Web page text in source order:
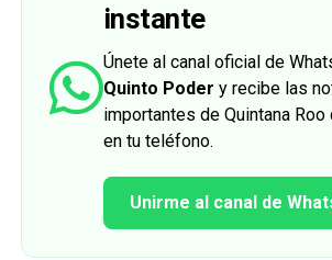
instante
Únete al canal oficial de
Quinto Poder y recibe las
importantes de Quintana
en tu teléfono.
Unirme al canal de